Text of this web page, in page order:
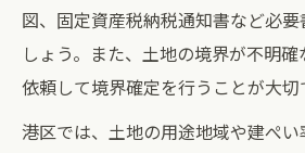
図、固定資産税納税通知書など必
しょう。また、土地の境界が不明
依頼して境界確定を行うことが大切
港区では、土地の用途地域や建ぺ